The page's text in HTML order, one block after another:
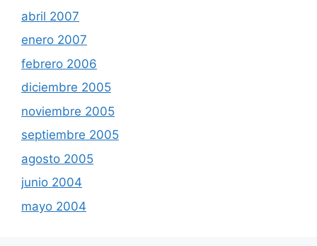
abril 2007
enero 2007
febrero 2006
diciembre 2005
noviembre 2005
septiembre 2005
agosto 2005
junio 2004
mayo 2004